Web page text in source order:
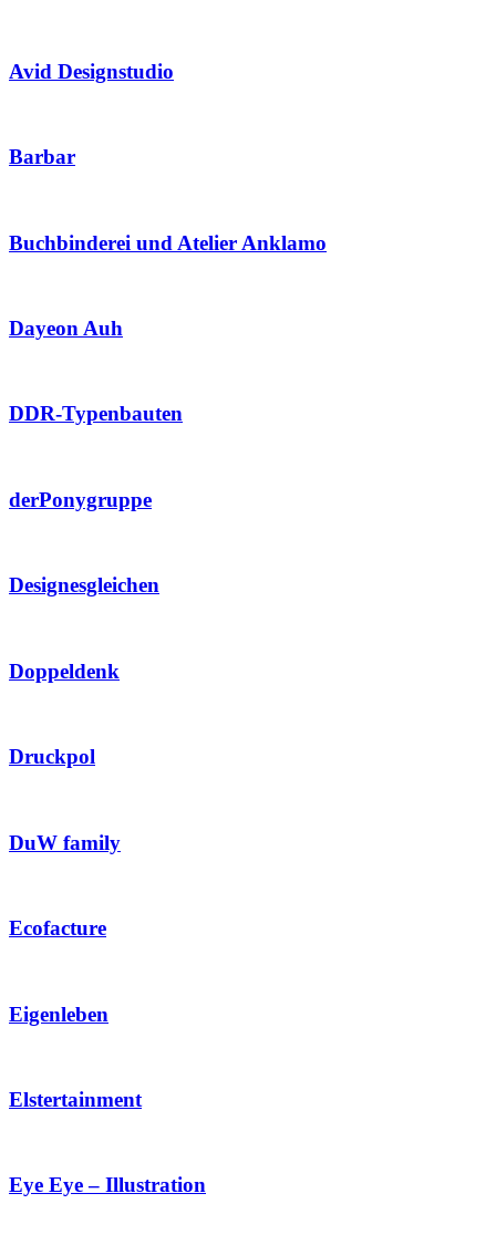
Avid Designstudio
Barbar
Buchbinderei und Atelier Anklamo
Dayeon Auh
DDR-Typenbauten
derPonygruppe
Designesgleichen
Doppeldenk
Druckpol
DuW family
Ecofacture
Eigenleben
Elstertainment
Eye Eye – Illustration